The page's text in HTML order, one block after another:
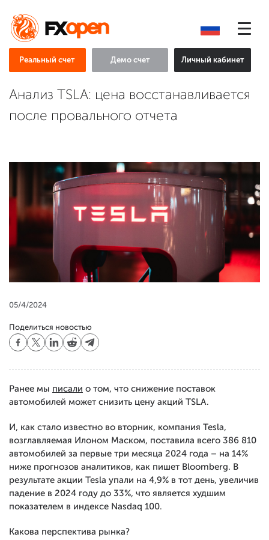
Реальный счет Демо счет Личный кабинет
Анализ TSLA: цена восстанавливается
после провального отчета
05/4/2024
Поделиться новостью
Ранее мы писали о том, что снижение поставок
автомобилей может снизить цену акций TSLA.
И, как стало известно во вторник, компания Tesla,
возглавляемая Илоном Маском, поставила всего 386 810
автомобилей за первые три месяца 2024 года – на 14%
ниже прогнозов аналитиков, как пишет Bloomberg. В
результате акции Tesla упали на 4,9% в тот день, увеличив
падение в 2024 году до 33%, что является худшим
показателем в индексе Nasdaq 100.
Какова перспектива рынка?